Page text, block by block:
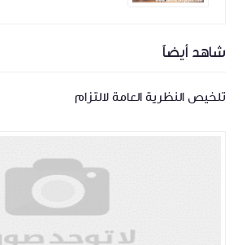
شاهد أيضاً
تلخيص النظرية العامة لالتزام